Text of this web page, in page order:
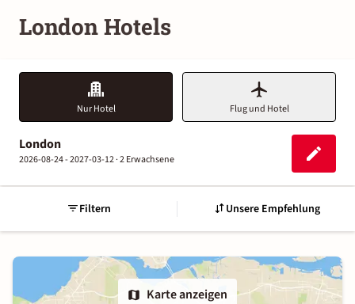
London Hotels
Nur Hotel Flug und Hotel
London
2026-08-24 - 2027-03-12 ·2 Erwachsene
Filtern Unsere Empfehlung
Karte anzeigen